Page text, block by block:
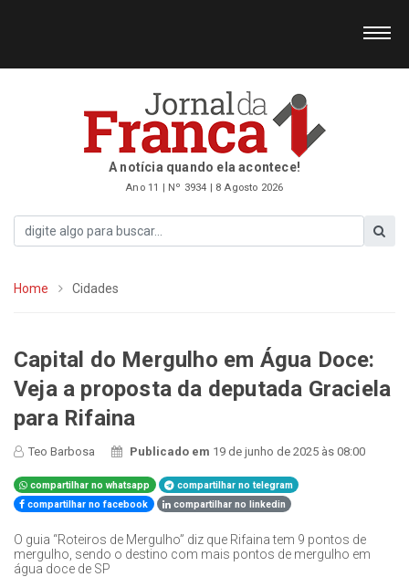
A notícia quando ela acontece!
Ano 11 | Nº 3934 | 8 Agosto 2026
Home Cidades
Capital do Mergulho em Água Doce:
Veja a proposta da deputada Graciela
para Rifaina
Teo Barbosa Publicado em 19 de junho de 2025 às 08:00
compartilhar no whatsapp
compartilhar no telegram
compartilhar no facebook
compartilhar no linkedin
O guia “Roteiros de Mergulho” diz que Rifaina tem 9 pontos de
mergulho, sendo o destino com mais pontos de mergulho em
água doce de SP